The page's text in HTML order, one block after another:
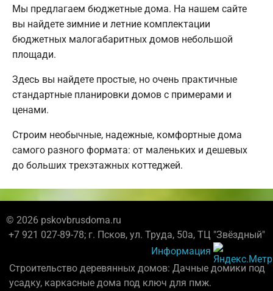
Мы предлагаем бюджетные дома. На нашем сайте
вы найдете зимние и летние комплектации
бюджетных малогабаритных домов небольшой
площади.
Здесь вы найдете простые, но очень практичные
стандартные планировки домов с примерами и
ценами.
Строим необычные, надежные, комфортные дома
самого разного формата: от маленьких и дешевых
до больших трехэтажных коттеджей.
© 2026 pskovbrusdoma.ru
+7 921 027-89-78; г. Псков, ул. Труда, 50а, ТЦ "Звёздный"
Информация
Строительство деревянных домов: Дачные домики под
усадку, каркасные дома под ключ для пмж.